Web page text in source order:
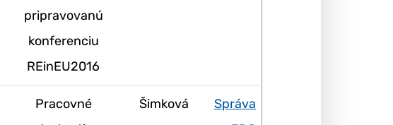
pripravovanú
konferenciu
REinEU2016
Pracovné
Šimková
Správa